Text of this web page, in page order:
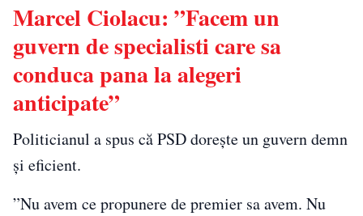
Marcel Ciolacu: ”Facem un
guvern de specialisti care sa
conduca pana la alegeri
anticipate”
Politicianul a spus că PSD dorește un guvern demn
și eficient.
”Nu avem ce propunere de premier sa avem. Nu